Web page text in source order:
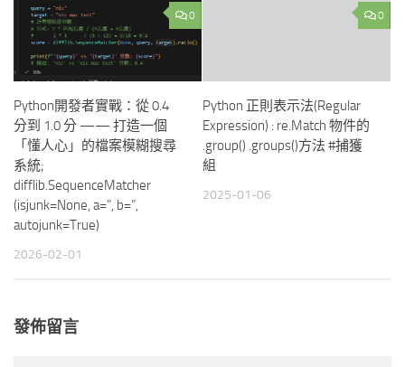
0
Python開發者實戰：從 0.4
分到 1.0 分 —— 打造一個
「懂人心」的檔案模糊搜尋
系統;
difflib.SequenceMatcher
(isjunk=None, a=”, b=”,
autojunk=True)
2026-02-01
0
Python 正則表示法(Regular
Expression) : re.Match 物件的
.group() .groups()方法 #捕獲
組
2025-01-06
發佈留言